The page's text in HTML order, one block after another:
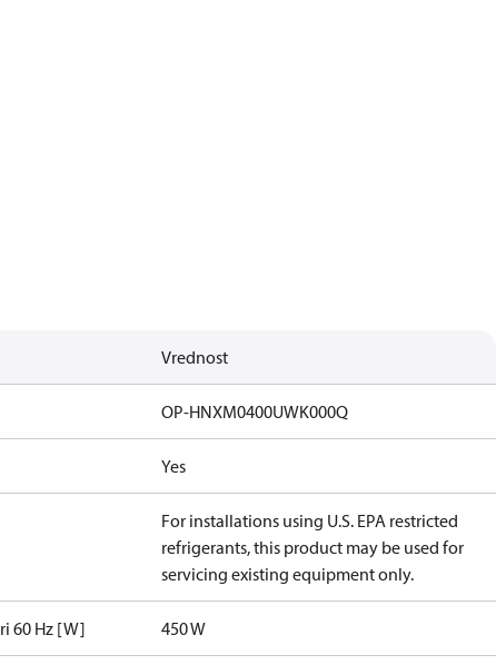
Vrednost
OP-HNXM0400UWK000Q
Yes
For installations using U.S. EPA restricted
refrigerants, this product may be used for
servicing existing equipment only.
60 Hz [W] 450 W